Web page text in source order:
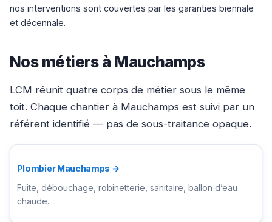
nos interventions sont couvertes par les garanties biennale
et décennale.
Nos métiers à Mauchamps
LCM réunit quatre corps de métier sous le même
toit. Chaque chantier à Mauchamps est suivi par un
référent identifié — pas de sous-traitance opaque.
Plombier Mauchamps →
Fuite, débouchage, robinetterie, sanitaire, ballon d’eau
chaude.